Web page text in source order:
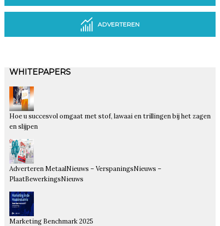
ADVERTEREN
WHITEPAPERS
Hoe u succesvol omgaat met stof, lawaai en trillingen bij het zagen
en slijpen
Adverteren MetaalNieuws – VerspaningsNieuws –
PlaatBewerkingsNieuws
Marketing Benchmark 2025